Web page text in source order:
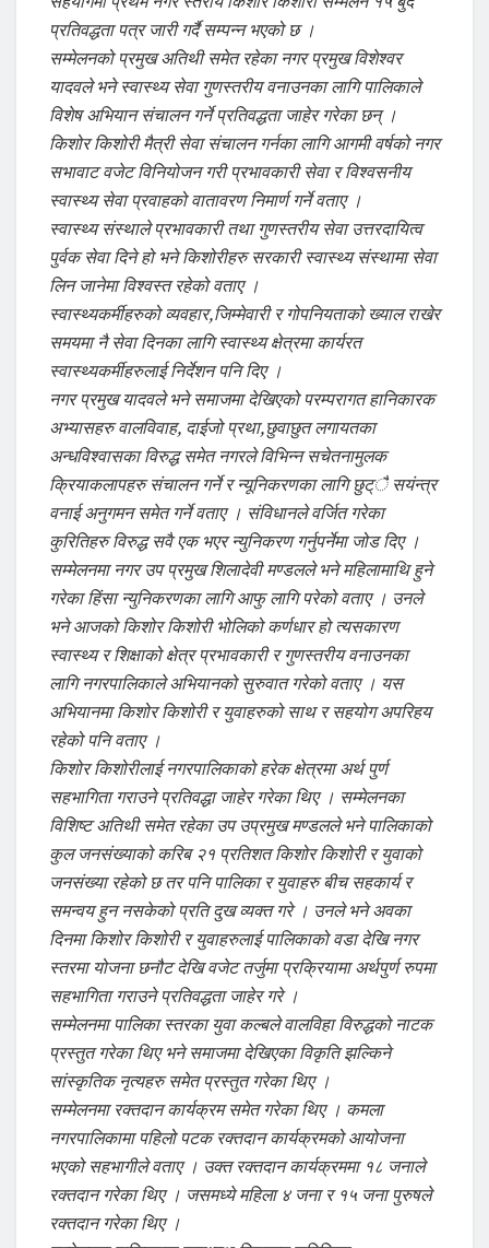
प्रतिवद्धता पत्र जारी गर्दै सम्पन्न भएको छ ।
सम्मेलनको प्रमुख अतिथी समेत रहेका नगर प्रमुख विशेश्वर
यादवले भने स्वास्थ्य सेवा गुणस्तरीय वनाउनका लागि पालिकाले
विशेष अभियान संचालन गर्ने प्रतिवद्धता जाहेर गरेका छन् ।
किशोर किशोरी मैत्री सेवा संचालन गर्नका लागि आगमी वर्षको नगर
सभावाट वजेट विनियोजन गरी प्रभावकारी सेवा र विश्वसनीय
स्वास्थ्य सेवा प्रवाहको वातावरण निमार्ण गर्ने वताए ।
स्वास्थ्य संस्थाले प्रभावकारी तथा गुणस्तरीय सेवा उत्तरदायित्व
पुर्वक सेवा दिने हो भने किशोरीहरु सरकारी स्वास्थ्य संस्थामा सेवा
लिन जानेमा विश्वस्त रहेको वताए ।
स्वास्थ्यकर्मीहरुको व्यवहार,जिम्मेवारी र गोपनियताको ख्याल राखेर
समयमा नै सेवा दिनका लागि स्वास्थ्य क्षेत्रमा कार्यरत
स्वास्थ्यकर्मीहरुलाई निर्देशन पनि दिए ।
नगर प्रमुख यादवले भने समाजमा देखिएको परम्परागत हानिकारक
अभ्यासहरु वालविवाह, दाईजो प्रथा,छुवाछुत लगायतका
अन्धविश्वासका विरुद्ध समेत नगरले विभिन्न सचेतनामुलक
क्रियाकलापहरु संचालन गर्ने र न्यूनिकरणका लागि छुट्ै सयंन्त्र
वनाई अनुगमन समेत गर्ने वताए । संविधानले वर्जित गरेका
कुरितिहरु विरुद्ध सवै एक भएर न्युनिकरण गर्नुपर्नेमा जोड दिए ।
सम्मेलनमा नगर उप प्रमुख शिलादेवी मण्डलले भने महिलामाथि हुने
गरेका हिंसा न्युनिकरणका लागि आफु लागि परेको वताए । उनले
भने आजको किशोर किशोरी भोलिको कर्णधार हो त्यसकारण
स्वास्थ्य र शिक्षाको क्षेत्र प्रभावकारी र गुणस्तरीय वनाउनका
लागि नगरपालिकाले अभियानको सुरुवात गरेको वताए । यस
अभियानमा किशोर किशोरी र युवाहरुको साथ र सहयोग अपरिहय
रहेको पनि वताए ।
किशोर किशोरीलाई नगरपालिकाको हरेक क्षेत्रमा अर्थ पुर्ण
सहभागिता गराउने प्रतिवद्धा जाहेर गरेका थिए । सम्मेलनका
विशिष्ट अतिथी समेत रहेका उप उप्रमुख मण्डलले भने पालिकाको
कुल जनसंख्याको करिब २१ प्रतिशत किशोर किशोरी र युवाको
जनसंख्या रहेको छ तर पनि पालिका र युवाहरु बीच सहकार्य र
समन्वय हुन नसकेको प्रति दुख व्यक्त गरे । उनले भने अवका
दिनमा किशोर किशोरी र युवाहरुलाई पालिकाको वडा देखि नगर
स्तरमा योजना छनौट देखि वजेट तर्जुमा प्रक्रियामा अर्थपुर्ण रुपमा
सहभागिता गराउने प्रतिवद्धता जाहेर गरे ।
सम्मेलनमा पालिका स्तरका युवा कल्बले वालविहा विरुद्धको नाटक
प्रस्तुत गरेका थिए भने समाजमा देखिएका विकृति झल्किने
सांस्कृतिक नृत्यहरु समेत प्रस्तुत गरेका थिए ।
सम्मेलनमा रक्तदान कार्यक्रम समेत गरेका थिए । कमला
नगरपालिकामा पहिलो पटक रक्तदान कार्यक्रमको आयोजना
भएको सहभागीले वताए । उक्त रक्तदान कार्यक्रममा १८ जनाले
रक्तदान गरेका थिए । जसमध्ये महिला ४ जना र १५ जना पुरुषले
रक्तदान गरेका थिए ।